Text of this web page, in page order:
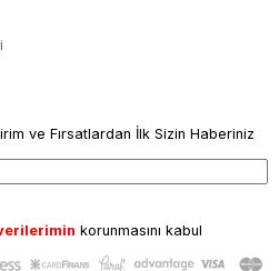
ve Fırsatlardan İlk Sizin Haberiniz
korunmasını kabul